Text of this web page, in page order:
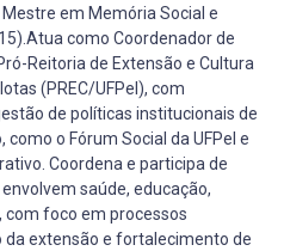
Mestre em Memória Social e
como Coordenador de
Reitoria de Extensão e Cultura
(PREC/UFPel), com
de políticas institucionais de
o Fórum Social da UFPel e
Coordena e participa de
saúde, educação,
com foco em processos
extensão e fortalecimento de